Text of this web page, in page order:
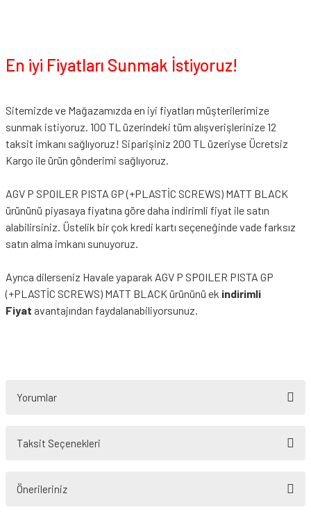
En iyi Fiyatları Sunmak İstiyoruz!
Sitemizde ve Mağazamızda en iyi fiyatları müşterilerimize
sunmak istiyoruz. 100 TL üzerindeki tüm alışverişlerinize 12
taksit imkanı sağlıyoruz! Siparişiniz 200 TL üzeriyse Ücretsiz
Kargo ile ürün gönderimi sağlıyoruz.
AGV P SPOILER PISTA GP (+PLASTİC SCREWS) MATT BLACK
ürününü piyasaya fiyatına göre daha indirimli fiyat ile satın
alabilirsiniz. Üstelik bir çok kredi kartı seçeneğinde vade farksız
satın alma imkanı sunuyoruz.
Ayrıca dilerseniz Havale yaparak AGV P SPOILER PISTA GP
(+PLASTİC SCREWS) MATT BLACK ürününü ek indirimli
Fiyat avantajından faydalanabiliyorsunuz.
Yorumlar
Taksit Seçenekleri
Önerileriniz